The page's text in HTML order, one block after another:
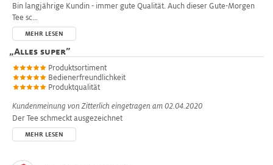
Bin langjährige Kundin - immer gute Qualität. Auch dieser Gute-Morgen
Tee sc…
MEHR LESEN
„Alles super”
Produktsortiment
Bedienerfreundlichkeit
Produktqualität
Kundenmeinung vonZitterlich eingetragen am 02.04.2020
Der Tee schmeckt ausgezeichnet
MEHR LESEN